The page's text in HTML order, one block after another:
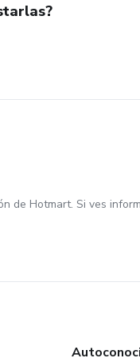
de Hotmart. Si ves